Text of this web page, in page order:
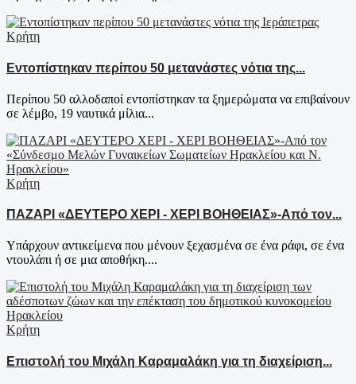
Κρήτη
Εντοπίστηκαν περίπου 50 μετανάστες νότια της...
Περίπου 50 αλλοδαποί εντοπίστηκαν τα ξημερώματα να επιβαίνουν
σε λέμβο, 19 ναυτικά μίλια...
Κρήτη
ΠΑΖΑΡΙ «ΔΕΥΤΕΡΟ ΧΕΡΙ - ΧΕΡΙ ΒΟΗΘΕΙΑΣ»-Από τον...
Υπάρχουν αντικείμενα που μένουν ξεχασμένα σε ένα ράφι, σε ένα
ντουλάπι ή σε μια αποθήκη....
Κρήτη
Επιστολή του Μιχάλη Καραμαλάκη για τη διαχείριση...